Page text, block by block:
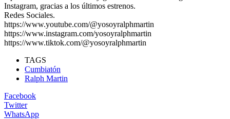
Instagram, gracias a los últimos estrenos.
Redes Sociales.
https://www.youtube.com/@yosoyralphmartin
https://www.instagram.com/yosoyralphmartin
https://www.tiktok.com/@yosoyralphmartin
TAGS
Cumbiatón
Ralph Martin
Facebook
Twitter
WhatsApp